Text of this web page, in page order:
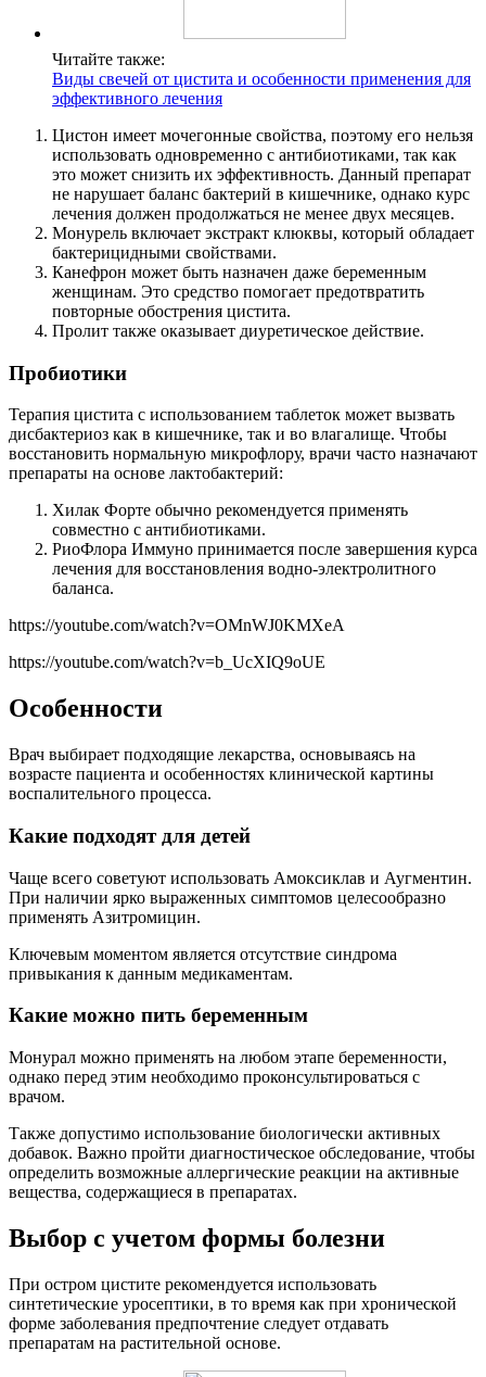
Читайте также:
Виды свечей от цистита и особенности применения для
эффективного лечения
Цистон имеет мочегонные свойства, поэтому его нельзя
использовать одновременно с антибиотиками, так как
это может снизить их эффективность. Данный препарат
не нарушает баланс бактерий в кишечнике, однако курс
лечения должен продолжаться не менее двух месяцев.
Монурель включает экстракт клюквы, который обладает
бактерицидными свойствами.
Канефрон может быть назначен даже беременным
женщинам. Это средство помогает предотвратить
повторные обострения цистита.
Пролит также оказывает диуретическое действие.
Пробиотики
Терапия цистита с использованием таблеток может вызвать
дисбактериоз как в кишечнике, так и во влагалище. Чтобы
восстановить нормальную микрофлору, врачи часто назначают
препараты на основе лактобактерий:
Хилак Форте обычно рекомендуется применять
совместно с антибиотиками.
РиоФлора Иммуно принимается после завершения курса
лечения для восстановления водно-электролитного
баланса.
https://youtube.com/watch?v=OMnWJ0KMXeA
https://youtube.com/watch?v=b_UcXIQ9oUE
Особенности
Врач выбирает подходящие лекарства, основываясь на
возрасте пациента и особенностях клинической картины
воспалительного процесса.
Какие подходят для детей
Чаще всего советуют использовать Амоксиклав и Аугментин.
При наличии ярко выраженных симптомов целесообразно
применять Азитромицин.
Ключевым моментом является отсутствие синдрома
привыкания к данным медикаментам.
Какие можно пить беременным
Монурал можно применять на любом этапе беременности,
однако перед этим необходимо проконсультироваться с
врачом.
Также допустимо использование биологически активных
добавок. Важно пройти диагностическое обследование, чтобы
определить возможные аллергические реакции на активные
вещества, содержащиеся в препаратах.
Выбор с учетом формы болезни
При остром цистите рекомендуется использовать
синтетические уросептики, в то время как при хронической
форме заболевания предпочтение следует отдавать
препаратам на растительной основе.